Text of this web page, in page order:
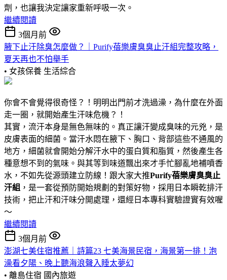
劑，也讓我決定讓家重新呼吸一次。
繼續閱讀
3個月前
腋下止汗除臭怎麼做？｜Purify蓓樂膚臭臭止汗組完整攻略，
夏天再也不怕舉手
• 女孩保養 生活綜合
你會不會覺得很奇怪？！明明出門前才洗過澡，為什麼在外面
走一圈，就開始產生汗味危機？！
其實，流汗本身是無色無味的。真正讓汗變成臭味的元兇，是
皮膚表面的細菌。當汗水悶在腋下、胸口、背部這些不通風的
地方，細菌就會開始分解汗水中的蛋白質和脂質，然後產生各
種意想不到的氣味。與其等到味道飄出來才手忙腳亂地補噴香
水，不如先從源頭建立防線！跟大家大推Purify蓓樂膚臭臭止
汗組 ，是一套從預防開始規劃的對策好物，採用日本瞬乾排汗
技術，把止汗和汗味分開處理，還經日本專科實驗證實有效喔
～
繼續閱讀
3個月前
澎湖七美住宿推薦｜詩篇23 七美海景民宿，海景第一排！泡
澡看夕陽、晚上聽海浪聲入睡太夢幻
• 離島住宿 國內旅遊